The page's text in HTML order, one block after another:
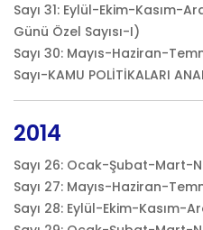
Sayı 31: Eylül-Ekim-Kasım-
Günü Özel Sayısı-I)
Sayı 30: Mayıs-Haziran-
Sayı-KAMU POLİTİKALARI
2014
Sayı 26: Ocak-Şubat-Mart-
Sayı 27: Mayıs-Haziran-
Sayı 28: Eylül-Ekim-Kasım-